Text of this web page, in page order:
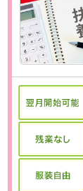
給与
必要経験
OAスキル